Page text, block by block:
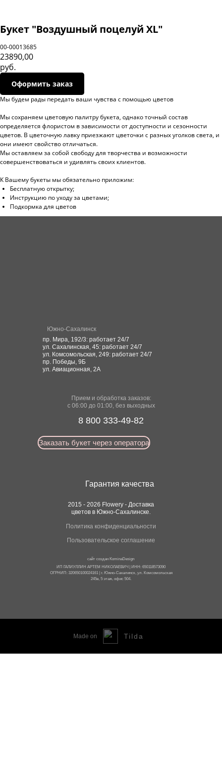
Букет "Воздушный поцелуй XL"
00-00013685
23890,00
руб.
Оформить заказ
Мы будем рады передать ваши чувства с помощью цветов
Мы сохраняем цветовую палитру букета, однако точный состав
определяется флористом в зависимости от доступности и сезонности
цветов. В цветочную лавку приезжают цветочки с разных уголков света, и
они имеют свойство отличаться.
Мы оставляем за собой свободу для творчества и возможности
совершенствоваться и удивлять своих клиентов.
К Вашему букеты мы обязательно приложим:
Бесплатную открытку;
Инструкцию по уходу за цветами;
Подкормка для цветов
пр. Мира, 192/3: работает 24/7
ул. Сахалинская, 45: работает 24/7
ул. Комсомольская, 249: работает 24/7
пр. Победы, 9Б
ул. Авиационная, 2А
Заказать букет через оператора
8 800 333-49-82
Прием и обработка заказов:
с 06:00 до 01:00, без выходных
Южно-Сахалинск
2015 - 2026 Flowery - Доставка
цветов в Южно-Сахалинске.
Кустовая роза
Cвадебные букеты
Политика конфиденциальности
Пользовательское соглашение
Гарантия качества
сайт создан KominaDesign
ИП ГАЛИУЛЛИН АРТЕМ НИКОЛАЕВИЧ | ИНН: 650118573090
ОГРНИП: 320650100024161 | г. Южно-Сахалинск, ул. Комсомольская
245в, 5 этаж, офис 504.
Made on Tilda